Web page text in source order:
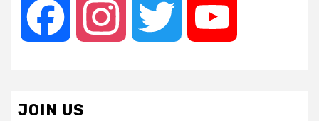
Facebook Instagram Twitter
JOIN US